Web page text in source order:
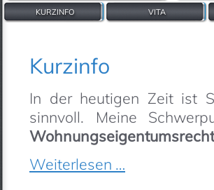
KURZINFO VITA
Kurzinfo
In der heutigen Zeit ist
sinnvoll. Meine
Wohnungseigentumsrecht
Weiterlesen …